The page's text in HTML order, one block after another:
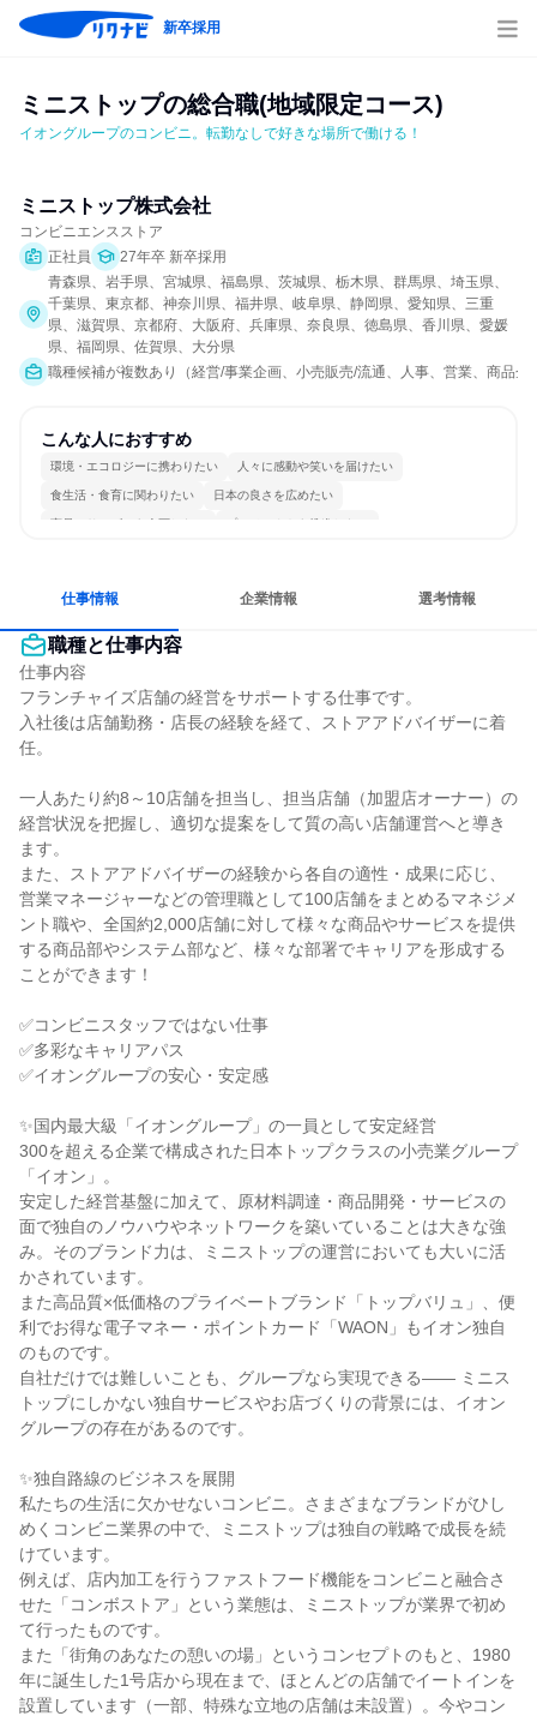
新卒採用
ミニストップの総合職(地域限定コース)
イオングループのコンビニ。転勤なしで好きな場所で働ける！
ミニストップ株式会社
コンビニエンスストア
正社員
27年卒 新卒採用
青森県、岩手県、宮城県、福島県、茨城県、栃木県、群馬県、埼玉県、
千葉県、東京都、神奈川県、福井県、岐阜県、静岡県、愛知県、三重
県、滋賀県、京都府、大阪府、兵庫県、奈良県、徳島県、香川県、愛媛
県、福岡県、佐賀県、大分県
職種候補が複数あり（経営/事業企画、小売販売/流通、人事、営業、商品
こんな人におすすめ
環境・エコロジーに携わりたい 人々に感動や笑いを届けたい
食生活・食育に関わりたい 日本の良さを広めたい
商品・サービスを企画したい プロジェクトを推進したい
仕事情報 企業情報 選考情報
職種と仕事内容
仕事内容
フランチャイズ店舗の経営をサポートする仕事です。
入社後は店舗勤務・店長の経験を経て、ストアアドバイザーに着
任。
一人あたり約8～10店舗を担当し、担当店舗（加盟店オーナー）の
経営状況を把握し、適切な提案をして質の高い店舗運営へと導き
ます。
また、ストアアドバイザーの経験から各自の適性・成果に応じ、
営業マネージャーなどの管理職として100店舗をまとめるマネジメ
ント職や、全国約2,000店舗に対して様々な商品やサービスを提供
する商品部やシステム部など、様々な部署でキャリアを形成する
ことができます！
✅コンビニスタッフではない仕事
✅多彩なキャリアパス
✅イオングループの安心・安定感
✨国内最大級「イオングループ」の一員として安定経営
300を超える企業で構成された日本トップクラスの小売業グループ
「イオン」。
安定した経営基盤に加えて、原材料調達・商品開発・サービスの
面で独自のノウハウやネットワークを築いていることは大きな強
み。そのブランド力は、ミニストップの運営においても大いに活
かされています。
また高品質×低価格のプライベートブランド「トップバリュ」、便
利でお得な電子マネー・ポイントカード「WAON」もイオン独自
のものです。
自社だけでは難しいことも、グループなら実現できる―― ミニス
トップにしかない独自サービスやお店づくりの背景には、イオン
グループの存在があるのです。
✨独自路線のビジネスを展開
私たちの生活に欠かせないコンビニ。さまざまなブランドがひし
めくコンビニ業界の中で、ミニストップは独自の戦略で成長を続
けています。
例えば、店内加工を行うファストフード機能をコンビニと融合さ
せた「コンボストア」という業態は、ミニストップが業界で初め
て行ったものです。
また「街角のあなたの憩いの場」というコンセプトのもと、1980
年に誕生した1号店から現在まで、ほとんどの店舗でイートインを
設置しています（一部、特殊な立地の店舗は未設置）。今やコン